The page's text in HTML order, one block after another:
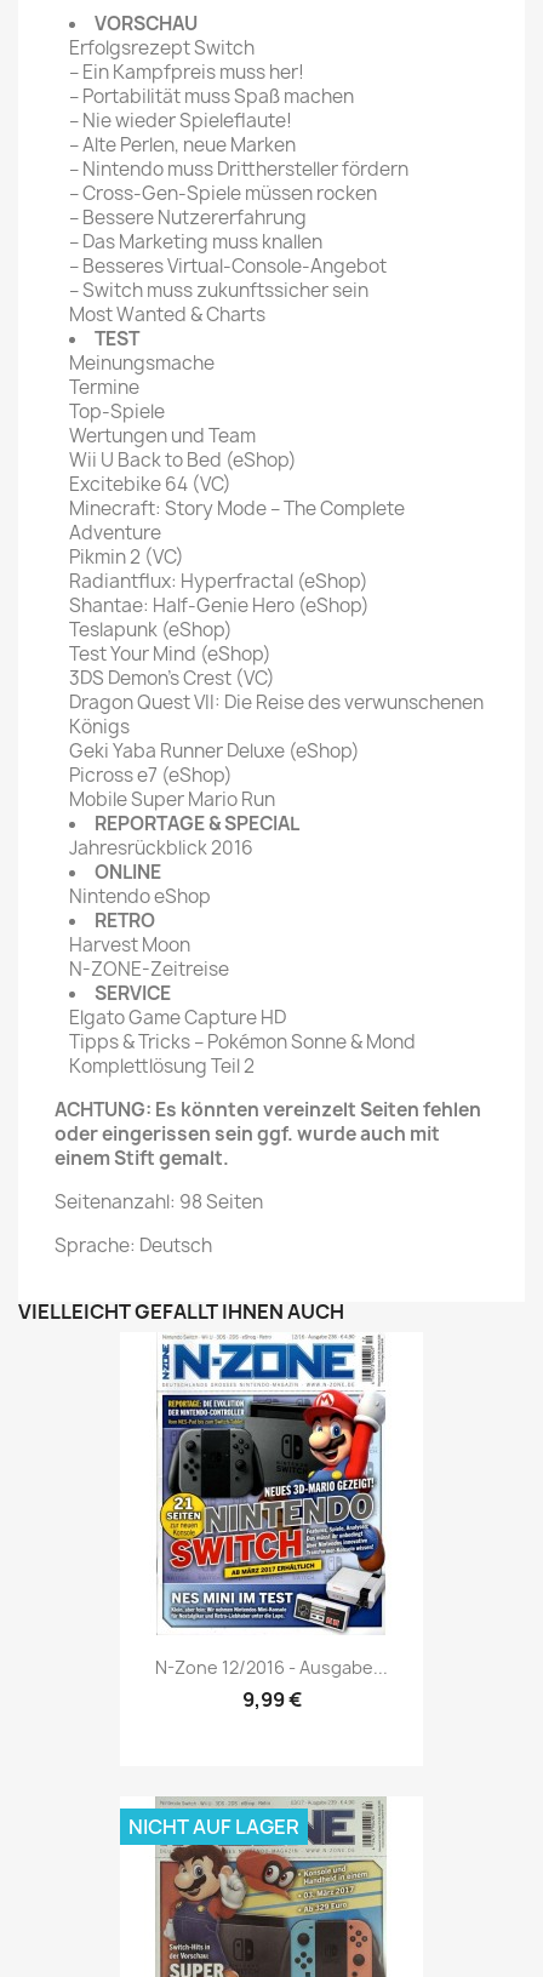
VORSCHAU
Erfolgsrezept Switch
– Ein Kampfpreis muss her!
– Portabilität muss Spaß machen
– Nie wieder Spieleflaute!
– Alte Perlen, neue Marken
– Nintendo muss Dritthersteller fördern
– Cross-Gen-Spiele müssen rocken
– Bessere Nutzererfahrung
– Das Marketing muss knallen
– Besseres Virtual-Console-Angebot
– Switch muss zukunftssicher sein
Most Wanted & Charts
TEST
Meinungsmache
Termine
Top-Spiele
Wertungen und Team
Wii U Back to Bed (eShop)
Excitebike 64 (VC)
Minecraft: Story Mode – The Complete
Adventure
Pikmin 2 (VC)
Radiantflux: Hyperfractal (eShop)
Shantae: Half-Genie Hero (eShop)
Teslapunk (eShop)
Test Your Mind (eShop)
3DS Demon’s Crest (VC)
Dragon Quest VII: Die Reise des verwunschenen
Königs
Geki Yaba Runner Deluxe (eShop)
Picross e7 (eShop)
Mobile Super Mario Run
REPORTAGE & SPECIAL
Jahresrückblick 2016
ONLINE
Nintendo eShop
RETRO
Harvest Moon
N-ZONE-Zeitreise
SERVICE
Elgato Game Capture HD
Tipps & Tricks – Pokémon Sonne & Mond
Komplettlösung Teil 2
ACHTUNG: Es könnten vereinzelt Seiten fehlen
oder eingerissen sein ggf. wurde auch mit
einem Stift gemalt.
Seitenanzahl: 98 Seiten
Sprache: Deutsch
VIELLEICHT GEFÄLLT IHNEN AUCH
Vorschau
N-Zone 12/2016 - Ausgabe...
9,99 €
NICHT AUF LAGER